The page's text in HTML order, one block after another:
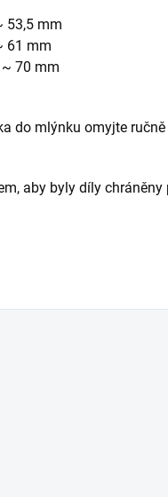
53,5 mm
61 mm
70 mm
do mlýnku omyjte ručně
aby byly díly chráněny